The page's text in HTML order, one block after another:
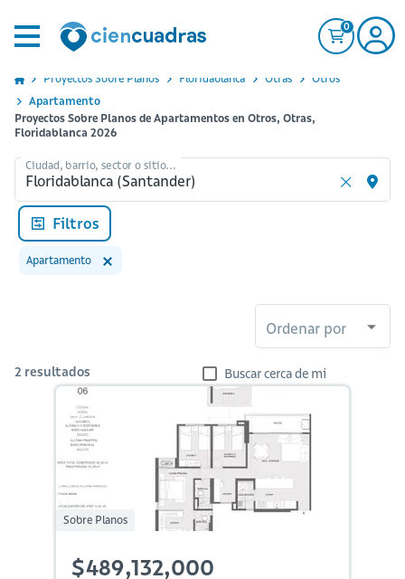
0
Proyectos Sobre Planos Floridablanca Otras
Otros
Apartamento
Proyectos Sobre Planos de Apartamentos en Otros, Otras,
Floridablanca 2026
Ciudad, barrio, sector o sitio...
Filtros
Apartamento
Ordenar por
2 resultados Buscar cerca de mi
Sobre Planos
$489,132,000